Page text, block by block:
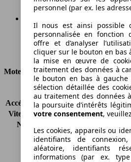
Ø 5.3 l/100km
Consommation
Moteur et Puissance
KW (CH)
118 kW
Accélération (0-100 km/h) 9.9s
Vitesse maximale (km/h) 215 km/h
Nombre de vitesses
Couple
350 nm
Cylindrée
1956 ccm
Carburant
Diesel
personnel (par ex. les
Il nous est ainsi possible
personnalisée en fonction
offre et d’analyser
cliquer sur le bouton en bas
la mise en œuvre de
traitement des données à
le bouton en bas à
sélection détaillée des
au traitement des données
la poursuite d’intérêts
votre consentement,
Les cookies, appareils ou
identifiants de
aléatoire, identifiants
informations (par ex.